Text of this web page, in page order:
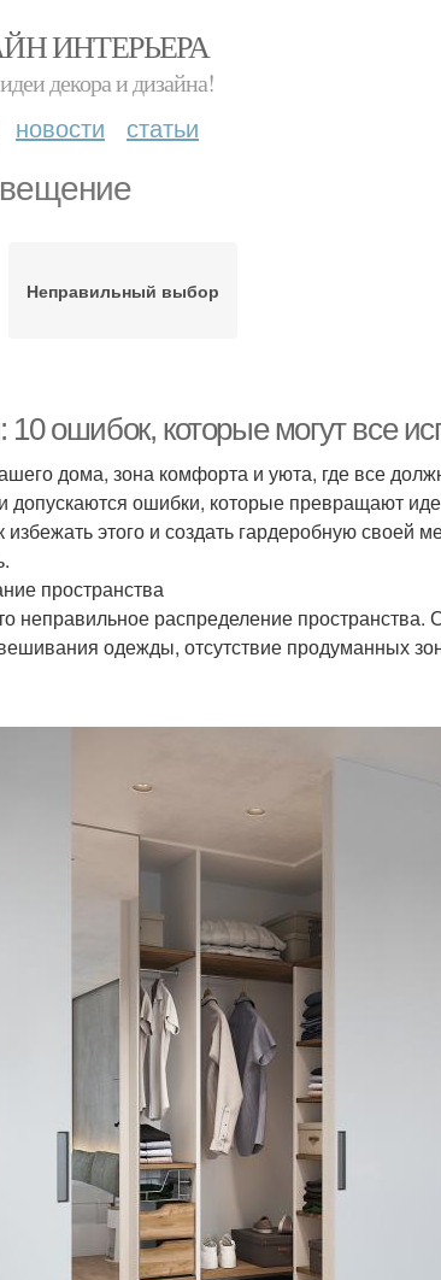
ИНТЕРЬЕРА
декора и дизайна!
новости статьи
Неправильный выбор
ошибок, которые могут все
дома, зона комфорта и уюта, где все
допускаются ошибки, которые превращают
этого и создать гардеробную своей
пространства
неправильное распределение
одежды, отсутствие продуманных